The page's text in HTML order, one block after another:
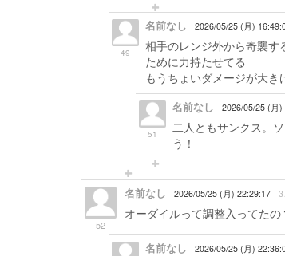
49
名前なし 2026/05/25 (月)
相手のレンジ外から奇襲
ために力持たせてる
もうちょいダメージが大
51
名前なし 2026/05/25 (月)
二人ともサンクス。
う！
52
名前なし 2026/05/25 (月) 22:29:17
オーダイルって調整入ってた
名前なし 2026/05/25 (月)